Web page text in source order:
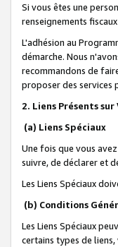
Si vous êtes une
renseignements
L'adhésion au
démarche. Nous
recommandons de
proposer des services
2. Liens Présents
(a) Liens Spéciaux
Une fois que vous
suivre, de déclarer et
Les Liens Spéciaux
(b) Conditions
Les Liens Spéciaux
certains types de